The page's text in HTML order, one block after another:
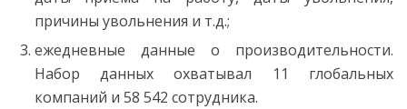
причины увольнения и т.д.;
ежедневные данные о производительности.
Набор данных охватывал 11 глобальных
компаний и 58 542 сотрудника.